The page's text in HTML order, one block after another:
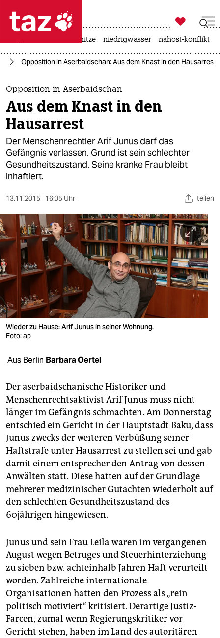
 taz zahl ich
taz zahl ich
themen
politik
öko
gesellschaft
kultur
sport
berlin
nord
wahrheit
verlag
verlag
veranstaltungen
fragen & hilfe
unterstützen
abo
genossenschaft
epaper login

taz zahl ich
hitze niedrigwasser nahost-konflikt
Opposition in Aserbaidschan: Aus dem Knast in den Hausarrest
Opposition in Aserbaidschan
Aus dem Knast in den
Hausarrest
Der Menschenrechtler Arif Junus darf das
Gefängnis verlassen. Grund ist sein schlechter
Gesundheitszustand. Seine kranke Frau bleibt
inhaftiert.
13.11.2015 16:05 Uhr teilen
Wieder zu Hause: Arif Junus in seiner Wohnung.
Foto: ap
Aus Berlin Barbara Oertel
Der aserbaidschanische Historiker und
Menschenrechtsaktivist Arif Junus muss nicht
länger im Gefängnis schmachten. Am Donnerstag
entschied ein Gericht in der Hauptstadt Baku, dass
Junus zwecks der weiteren Verbüßung seiner
Haftstrafe unter Hausarrest zu stellen sei und gab
damit einem entsprechenden Antrag von dessen
Anwälten statt. Diese hatten auf der Grundlage
mehrerer medizinischer Gutachten wiederholt auf
den schlechten Gesundheitszustand des
60jährigen hingewiesen.
Junus und sein Frau Leila waren im vergangenen
August wegen Betruges und Steuerhinterziehung
zu sieben bzw. achteinhalb Jahren Haft verurteilt
worden. Zahlreiche internationale
Organisationen hatten den Prozess als „rein
politisch motiviert“ kritisiert. Derartige Justiz-
Farcen, zumal wenn Regierungskritiker vor
Gericht stehen, haben im Land des autoritären